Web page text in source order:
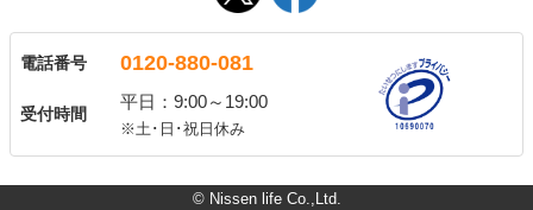
電話番号 0120-880-081
受付時間
平日：9:00～19:00
※土･日･祝日休み
© Nissen life Co.,Ltd.